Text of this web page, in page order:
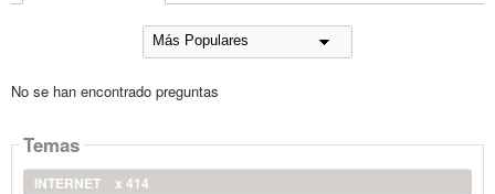
No se han encontrado preguntas
Temas
INTERNET
x 414